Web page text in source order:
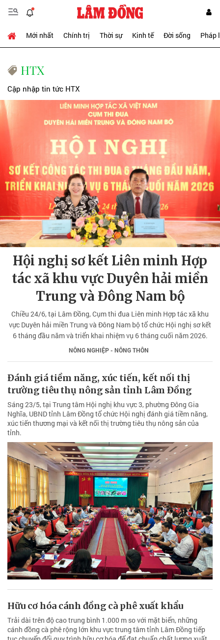
Mới nhất Chính trị Thời sự Kinh tế Đời sống Pháp
HTX
Cập nhập tin tức HTX
Hội nghị sơ kết Liên minh Hợp
tác xã khu vực Duyên hải miền
Trung và Đông Nam bộ
Chiều 24/6, tại Lâm Đồng, Cụm thi đua Liên minh Hợp tác xã khu
vực Duyên hải miền Trung và Đông Nam bộ tổ chức Hội nghị sơ kết
6 tháng đầu năm và triển khai nhiệm vụ 6 tháng cuối năm 2026.
NÔNG NGHIỆP - NÔNG THÔN
Đánh giá tiềm năng, xúc tiến, kết nối thị
trường tiêu thụ nông sản tỉnh Lâm Đồng
Sáng 23/5, tại Trung tâm Hội nghị khu vực 3, phường Đông Gia
Nghĩa, UBND tỉnh Lâm Đồng tổ chức Hội nghị đánh giá tiềm năng,
xúc tiến thương mại và kết nối thị trường tiêu thụ nông sản của
tỉnh.
Hữu cơ hóa cánh đồng cà phê xuất khẩu
Trải dài trên độ cao trung bình 1.000 m so với mặt biển, những
cánh đồng cà phê rộng lớn khu vực trung tâm tỉnh Lâm Đồng tiếp